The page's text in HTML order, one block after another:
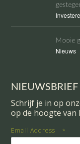
Mooie
Nieuws
NIEUWSBRIEF
Schrijf je in op
op de hoogte van
Email Address *